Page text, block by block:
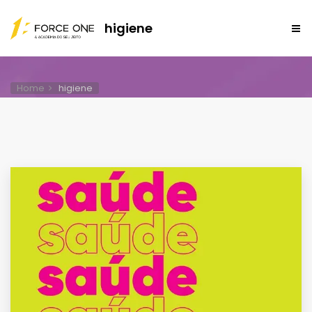
higiene
Home higiene